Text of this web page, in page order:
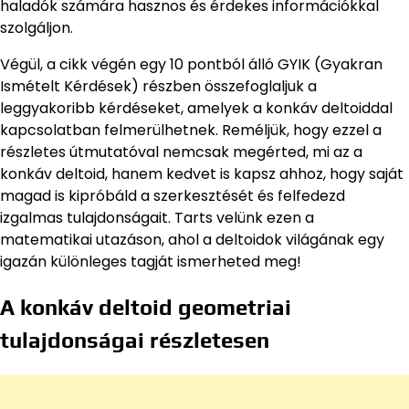
haladók számára hasznos és érdekes információkkal
szolgáljon.
Végül, a cikk végén egy 10 pontból álló GYIK (Gyakran
Ismételt Kérdések) részben összefoglaljuk a
leggyakoribb kérdéseket, amelyek a konkáv deltoiddal
kapcsolatban felmerülhetnek. Reméljük, hogy ezzel a
részletes útmutatóval nemcsak megérted, mi az a
konkáv deltoid, hanem kedvet is kapsz ahhoz, hogy saját
magad is kipróbáld a szerkesztését és felfedezd
izgalmas tulajdonságait. Tarts velünk ezen a
matematikai utazáson, ahol a deltoidok világának egy
igazán különleges tagját ismerheted meg!
A konkáv deltoid geometriai
tulajdonságai részletesen